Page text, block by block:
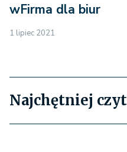
wFirma dla biur
1 lipiec 2021
Najchętniej